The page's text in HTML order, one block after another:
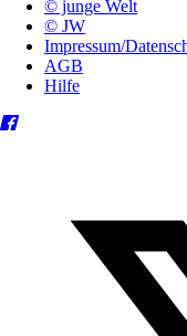
© junge Welt
© JW
Impressum/
AGB
Hilfe